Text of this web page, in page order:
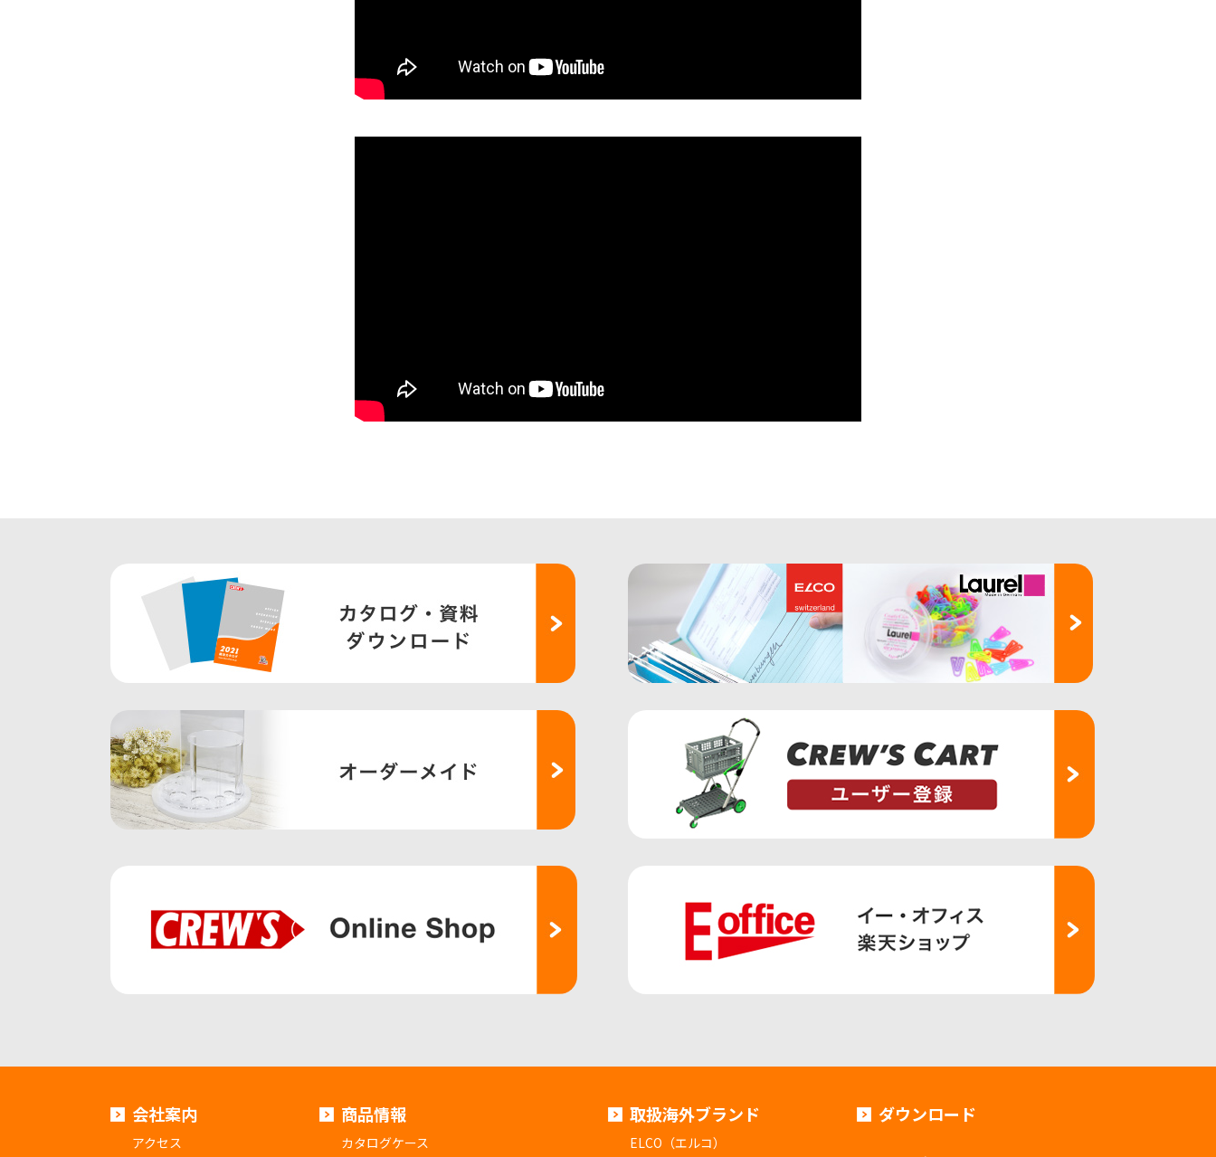
会社案内
アクセス
商品情報
カタログケース
取扱海外ブランド
ELCO（エルコ）
ダウンロード